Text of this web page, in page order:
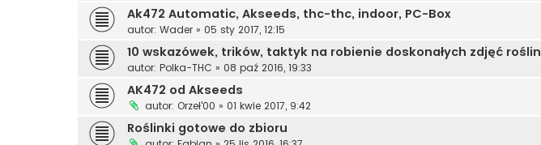
Ak472 Automatic, Akseeds, thc-thc, indoor, PC-Box
autor: Wader » 05 sty 2017, 12:15
10 wskazówek, trików, taktyk na robienie doskonałych zdjęć roślin
autor: Polka-THC » 08 paź 2016, 19:33
AK472 od Akseeds
autor: Orzeł'00 » 01 kwie 2017, 9:42
Roślinki gotowe do zbioru